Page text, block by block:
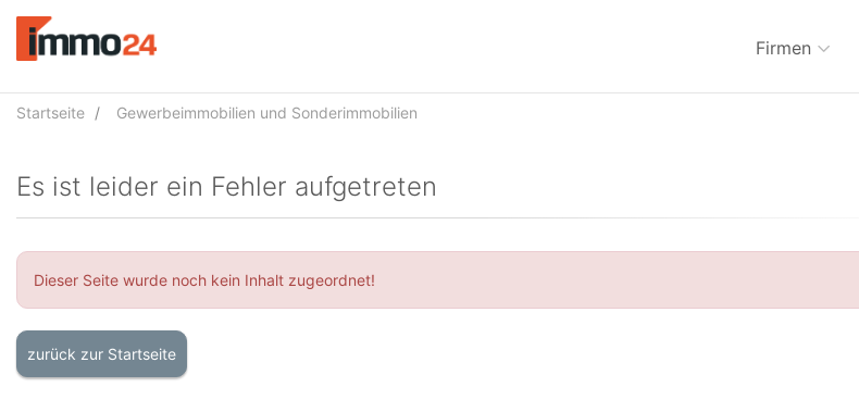
Accessibility
Modus
aktivieren
Navigation
Firmen
Startseite Gewerbeimmobilien und Sonderimmobilien
Es ist leider ein Fehler aufgetreten
Dieser Seite wurde noch kein Inhalt zugeordnet!
zurück zur Startseite